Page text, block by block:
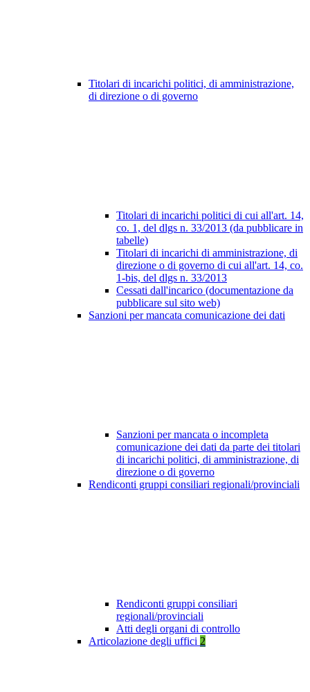
Titolari di incarichi politici, di amministrazione,
di direzione o di governo
Titolari di incarichi politici di cui all'art. 14,
co. 1, del dlgs n. 33/2013 (da pubblicare in
tabelle)
Titolari di incarichi di amministrazione, di
direzione o di governo di cui all'art. 14, co.
1-bis, del dlgs n. 33/2013
Cessati dall'incarico (documentazione da
pubblicare sul sito web)
Sanzioni per mancata comunicazione dei dati
Sanzioni per mancata o incompleta
comunicazione dei dati da parte dei titolari
di incarichi politici, di amministrazione, di
direzione o di governo
Rendiconti gruppi consiliari regionali/provinciali
Rendiconti gruppi consiliari
regionali/provinciali
Atti degli organi di controllo
Articolazione degli uffici 2